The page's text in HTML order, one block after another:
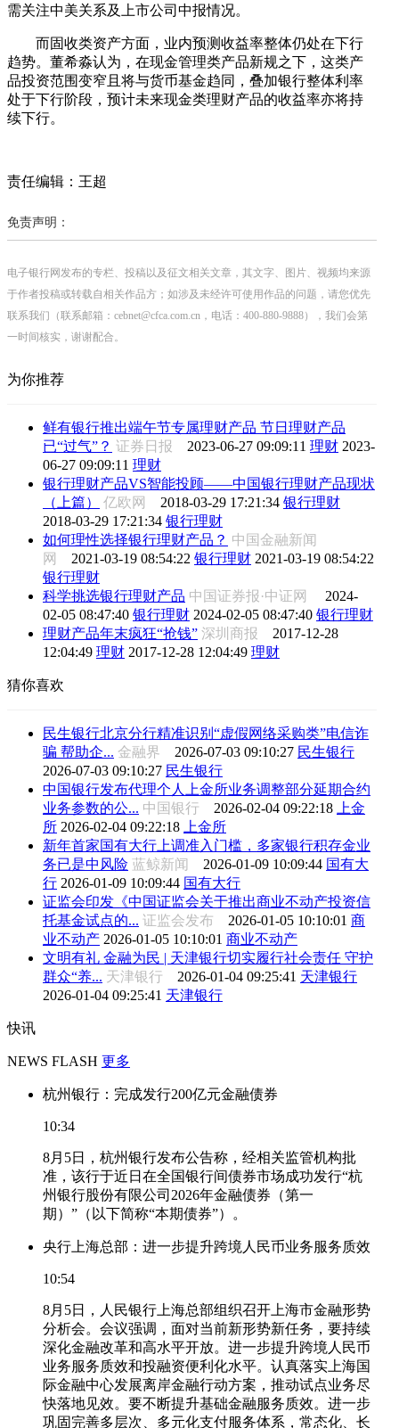
需关注中美关系及上市公司中报情况。
而固收类资产方面，业内预测收益率整体仍处在下行
趋势。董希淼认为，在现金管理类产品新规之下，这类产
品投资范围变窄且将与货币基金趋同，叠加银行整体利率
处于下行阶段，预计未来现金类理财产品的收益率亦将持
续下行。
责任编辑：王超
免责声明：
电子银行网发布的专栏、投稿以及征文相关文章，其文字、图片、视频均来源
于作者投稿或转载自相关作品方；如涉及未经许可使用作品的问题，请您优先
联系我们（联系邮箱：cebnet@cfca.com.cn，电话：400-880-9888），我们会第
一时间核实，谢谢配合。
为你推荐
鲜有银行推出端午节专属理财产品 节日理财产品
已“过气”？ 证券日报 2023-06-27 09:09:11 理财 2023-
06-27 09:09:11 理财
银行理财产品VS智能投顾——中国银行理财产品现状
（上篇）
亿欧网 2018-03-29 17:21:34 银行理财
2018-03-29 17:21:34 银行理财
如何理性选择银行理财产品？ 中国金融新闻
网 2021-03-19 08:54:22 银行理财 2021-03-19 08:54:22
银行理财
科学挑选银行理财产品 中国证券报·中证网 2024-
02-05 08:47:40 银行理财 2024-02-05 08:47:40 银行理财
理财产品年末疯狂“抢钱” 深圳商报 2017-12-28
12:04:49 理财 2017-12-28 12:04:49 理财
猜你喜欢
民生银行北京分行精准识别“虚假网络采购类”电信诈
骗 帮助企... 金融界 2026-07-03 09:10:27 民生银行
2026-07-03 09:10:27 民生银行
中国银行发布代理个人上金所业务调整部分延期合约
业务参数的公... 中国银行 2026-02-04 09:22:18
上金
所 2026-02-04 09:22:18
上金所
新年首家国有大行上调准入门槛，多家银行积存金业
务已是中风险 蓝鲸新闻 2026-01-09 10:09:44 国有大
行 2026-01-09 10:09:44 国有大行
证监会印发《中国证监会关于推出商业不动产投资信
托基金试点的... 证监会发布 2026-01-05 10:10:01 商
业不动产 2026-01-05 10:10:01 商业不动产
文明有礼 金融为民 | 天津银行切实履行社会责任 守护
群众“养... 天津银行 2026-01-04 09:25:41 天津银行
2026-01-04 09:25:41 天津银行
快讯
NEWS FLASH 更多
杭州银行：完成发行200亿元金融债券
10:34
8月5日，杭州银行发布公告称，经相关监管机构批
准，该行于近日在全国银行间债券市场成功发行“杭
州银行股份有限公司2026年金融债券（第一
期）”（以下简称“本期债券”）。
央行上海总部：进一步提升跨境人民币业务服务质效
10:54
8月5日，人民银行上海总部组织召开上海市金融形势
分析会。会议强调，面对当前新形势新任务，要持续
深化金融改革和高水平开放。进一步提升跨境人民币
业务服务质效和投融资便利化水平。认真落实上海国
际金融中心发展离岸金融行动方案，推动试点业务尽
快落地见效。要不断提升基础金融服务质效。进一步
巩固完善多层次、多元化支付服务体系，常态化、长